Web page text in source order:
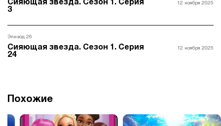
Сияющая звезда. Сезон 1. Серия
3
12 ноября 2025
Эпизод 26
Сияющая звезда. Сезон 1. Серия
24
12 ноября 2025
Похожие